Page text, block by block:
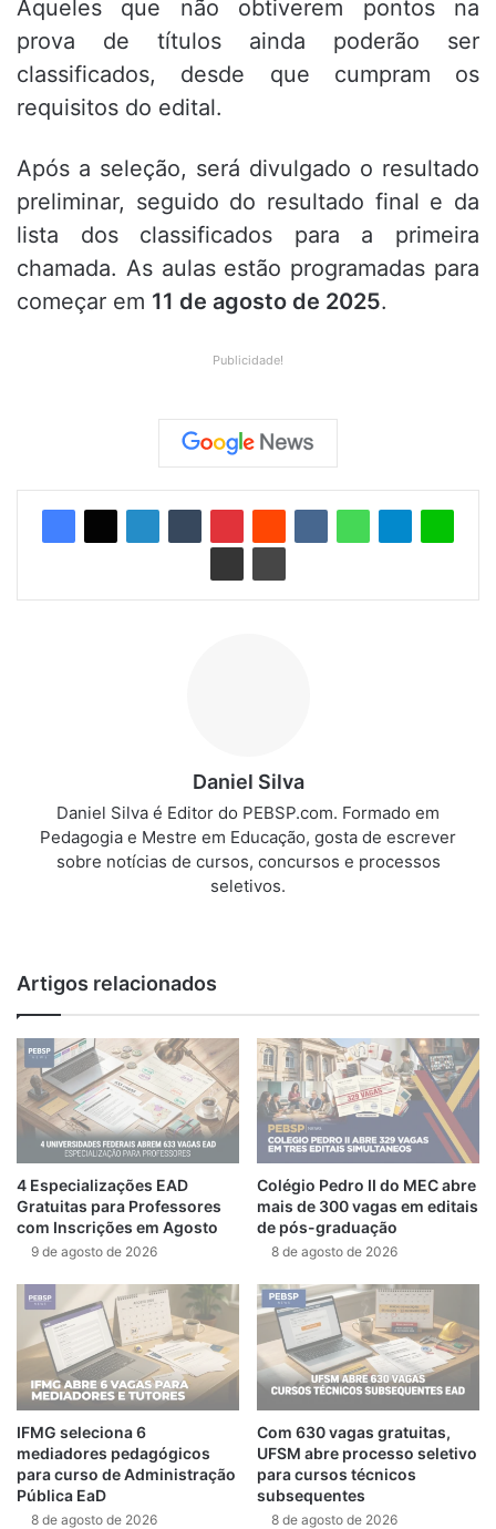
Aqueles que não obtiverem pontos na
prova de títulos ainda poderão ser
classificados, desde que cumpram os
requisitos do edital.
Após a seleção, será divulgado o resultado
preliminar, seguido do resultado final e da
lista dos classificados para a primeira
chamada. As aulas estão programadas para
começar em 11 de agosto de 2025.
Publicidade!
Daniel Silva
Daniel Silva é Editor do PEBSP.com. Formado em
Pedagogia e Mestre em Educação, gosta de escrever
sobre notícias de cursos, concursos e processos
seletivos.
Artigos relacionados
4 Especializações EAD
Gratuitas para Professores
com Inscrições em Agosto
9 de agosto de 2026
Colégio Pedro II do MEC abre
mais de 300 vagas em editais
de pós-graduação
8 de agosto de 2026
IFMG seleciona 6
mediadores pedagógicos
para curso de Administração
Pública EaD
8 de agosto de 2026
Com 630 vagas gratuitas,
UFSM abre processo seletivo
para cursos técnicos
subsequentes
8 de agosto de 2026